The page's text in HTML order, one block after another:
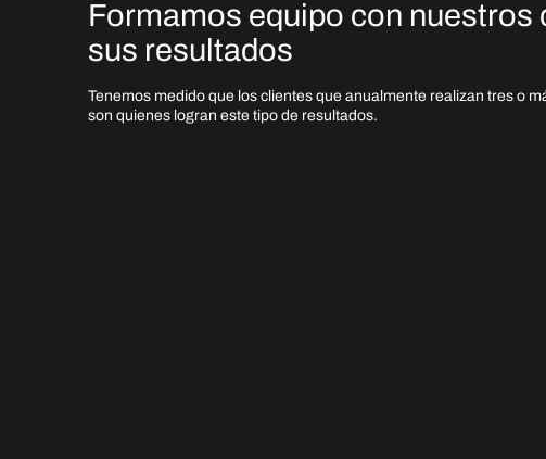
Formamos equipo con nuestros
sus resultados
Tenemos medido que los clientes que anualmente realizan tres o
son quienes logran este tipo de resultados.